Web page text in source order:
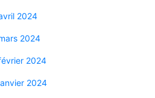
2024
2024
2024
2024